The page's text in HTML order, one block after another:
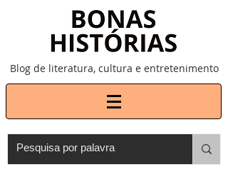
Blog de literatura, cultura e entretenimento